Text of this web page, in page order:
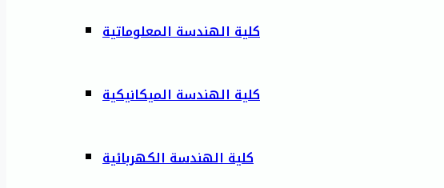
كلية الهندسة المعلوماتية
كلية الهندسة الميكانيكية
كلية الهندسة الكهربائية